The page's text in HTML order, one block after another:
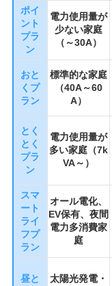
ポイ
ント
プラ
ン
電力使用量が
少ない家庭
（～30A）
おと
くプ
ラン
標準的な家庭
（40A～60
A）
とく
とく
プラ
ン
電力使用量が
多い家庭（7k
VA～）
スマ
ート
ライ
フプ
ラン
オール電化、
EV保有、夜間
電力多消費家
庭
昼と 太陽光発電・